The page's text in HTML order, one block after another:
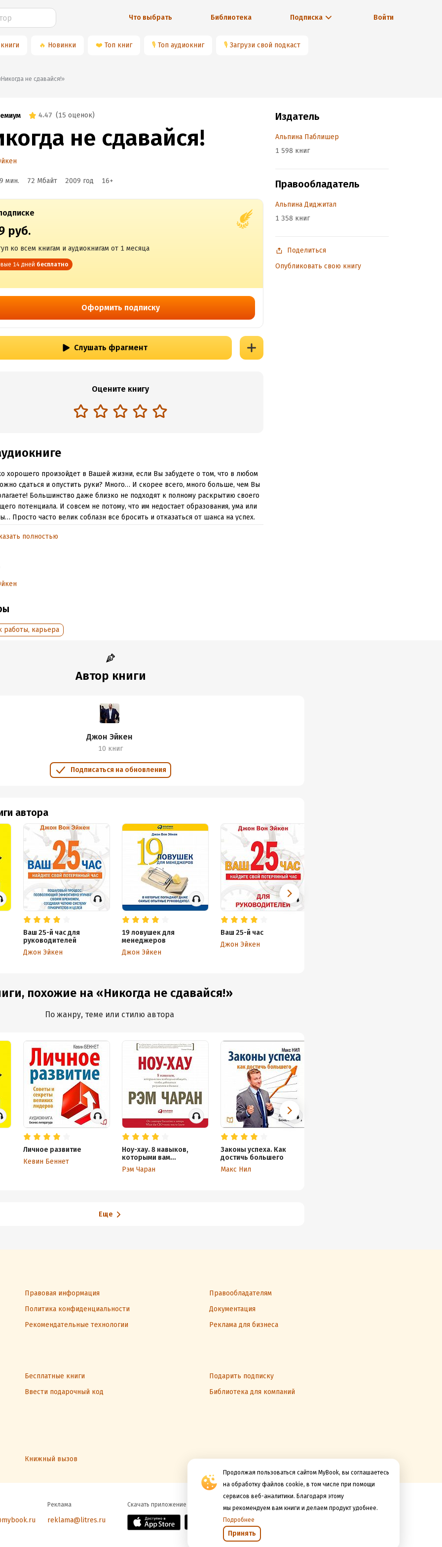
Что выбрать Библиотека Подписка Войти
🔥 Новинки ❤️ Топ книг 🎙 Топ аудиокниг 🎙 Загрузи свой подкаст
Продолжая пользоваться сайтом MyBook, вы соглашаетесь
на обработку файлов cookie, в том числе при помощи
сервисов веб-аналитики. Благодаря этому
мы рекомендуем вам книги и делаем продукт удобнее.
Подробнее
Принять
📚«Никогда не сдавайся!»
4.47 (15 оценок)
не сдавайся!
мин. 72 Мбайт 2009 год 16+
руб.
ко всем книгам и аудиокнигам от 1 месяца
14 дней бесплатно
Оформить подписку
Слушать фрагмент
Оцените книгу
хорошего произойдет в Вашей жизни, если Вы забудете о том, что в любом
сдаться и опустить руки? Много… И скорее всего, много больше, чем Вы
Большинство даже близко не подходят к полному раскрытию своего
потенциала. И совсем не потому, что им недостает образования, ума или
Просто часто велик соблазн все бросить и отказаться от шанса на успех.
на минуту представьте, какое будущее ждало бы Вас, если бы Вы сумели
необходимыми знаниями и приемами, чтобы каждый день уверенно
сдаться и опустить руки» – это увлекательная и динамичная
побеждать.
1 января 2009
ISBN (EAN):
полностью
работы, карьера
Издатель
Альпина Паблишер
1 598 книг
Правообладатель
Альпина Диджитал
1 358 книг
Поделиться
Опубликовать свою книгу
Автор книги
Джон Эйкен
10 книг
Подписаться на обновления
автора
Ваш 25-й час для
руководителей
Джон Эйкен
19 ловушек для
менеджеров
Джон Эйкен
Ваш 25-й час
Джон Эйкен
похожие на «Никогда не сдавайся!»
По жанру, теме или стилю автора
Личное развитие
Кевин Беннет
Ноу-хау. 8 навыков,
которыми вам
необходимо обладать,
чтобы добиваться
Рэм Чаран
Законы успеха. Как
достичь большего
Макс Нил
Еще
Правовая информация
Правообладателям
Политика конфиденциальности
Документация
Рекомендательные технологии Реклама для бизнеса
Бесплатные книги
Подарить подписку
Ввести подарочный код
Библиотека для компаний
Книжный вызов
Реклама
reklama@litres.ru
Скачать приложение